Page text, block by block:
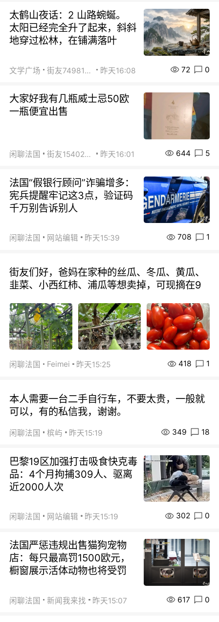
太鹤山夜话：2 山路蜿蜒。
太阳已经完全升了起来，斜斜
地穿过松林，在铺满落叶
文学广场 街友74981146 昨天16:08 72 0
大家好我有几瓶威士忌50欧
一瓶便宜出售
闲聊法国 街友15402223 昨天16:01 644 5
法国“假银行顾问”诈骗增多：
宪兵提醒牢记这3点，验证码
千万别告诉别人
闲聊法国 网站编辑 昨天15:39 708 1
街友们好，爸妈在家种的丝瓜、冬瓜、黄瓜、
韭菜、小西红柿、浦瓜等想卖掉，可现摘在9
闲聊法国 Feimei 昨天15:25 418 1
本人需要一台二手自行车，不要太贵，一般就
可以，有的私信我，谢谢。
闲聊法国 槟屿 昨天15:19 349 18
巴黎19区加强打击吸食快克毒
品：4个月拘捕309人、驱离
近2000人次
闲聊法国 网站编辑 昨天15:19 302 0
法国严惩违规出售猫狗宠物
店：每只最高罚1500欧元，
橱窗展示活体动物也将受罚
闲聊法国 新闻我来找 昨天15:07 617 0